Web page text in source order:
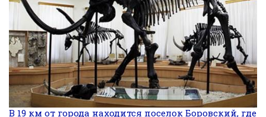
В 19 км от города находится поселок Боровский, где